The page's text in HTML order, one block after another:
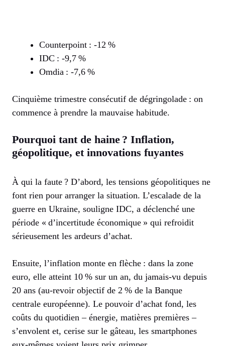
Counterpoint : -12 %
IDC : -9,7 %
Omdia : -7,6 %
Cinquième trimestre consécutif de dégringolade : on
commence à prendre la mauvaise habitude.
Pourquoi tant de haine ? Inflation,
géopolitique, et innovations fuyantes
À qui la faute ? D’abord, les tensions géopolitiques ne
font rien pour arranger la situation. L’escalade de la
guerre en Ukraine, souligne IDC, a déclenché une
période « d’incertitude économique » qui refroidit
sérieusement les ardeurs d’achat.
Ensuite, l’inflation monte en flèche : dans la zone
euro, elle atteint 10 % sur un an, du jamais-vu depuis
20 ans (au-revoir objectif de 2 % de la Banque
centrale européenne). Le pouvoir d’achat fond, les
coûts du quotidien – énergie, matières premières –
s’envolent et, cerise sur le gâteau, les smartphones